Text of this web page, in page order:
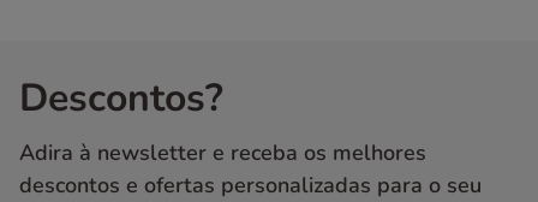
Descontos?
Adira à newsletter e receba os melhores
descontos e ofertas personalizadas para o seu